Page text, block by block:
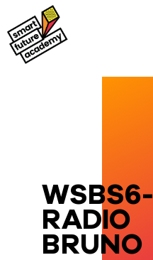
WSBS6-
RADIO
BRUNO